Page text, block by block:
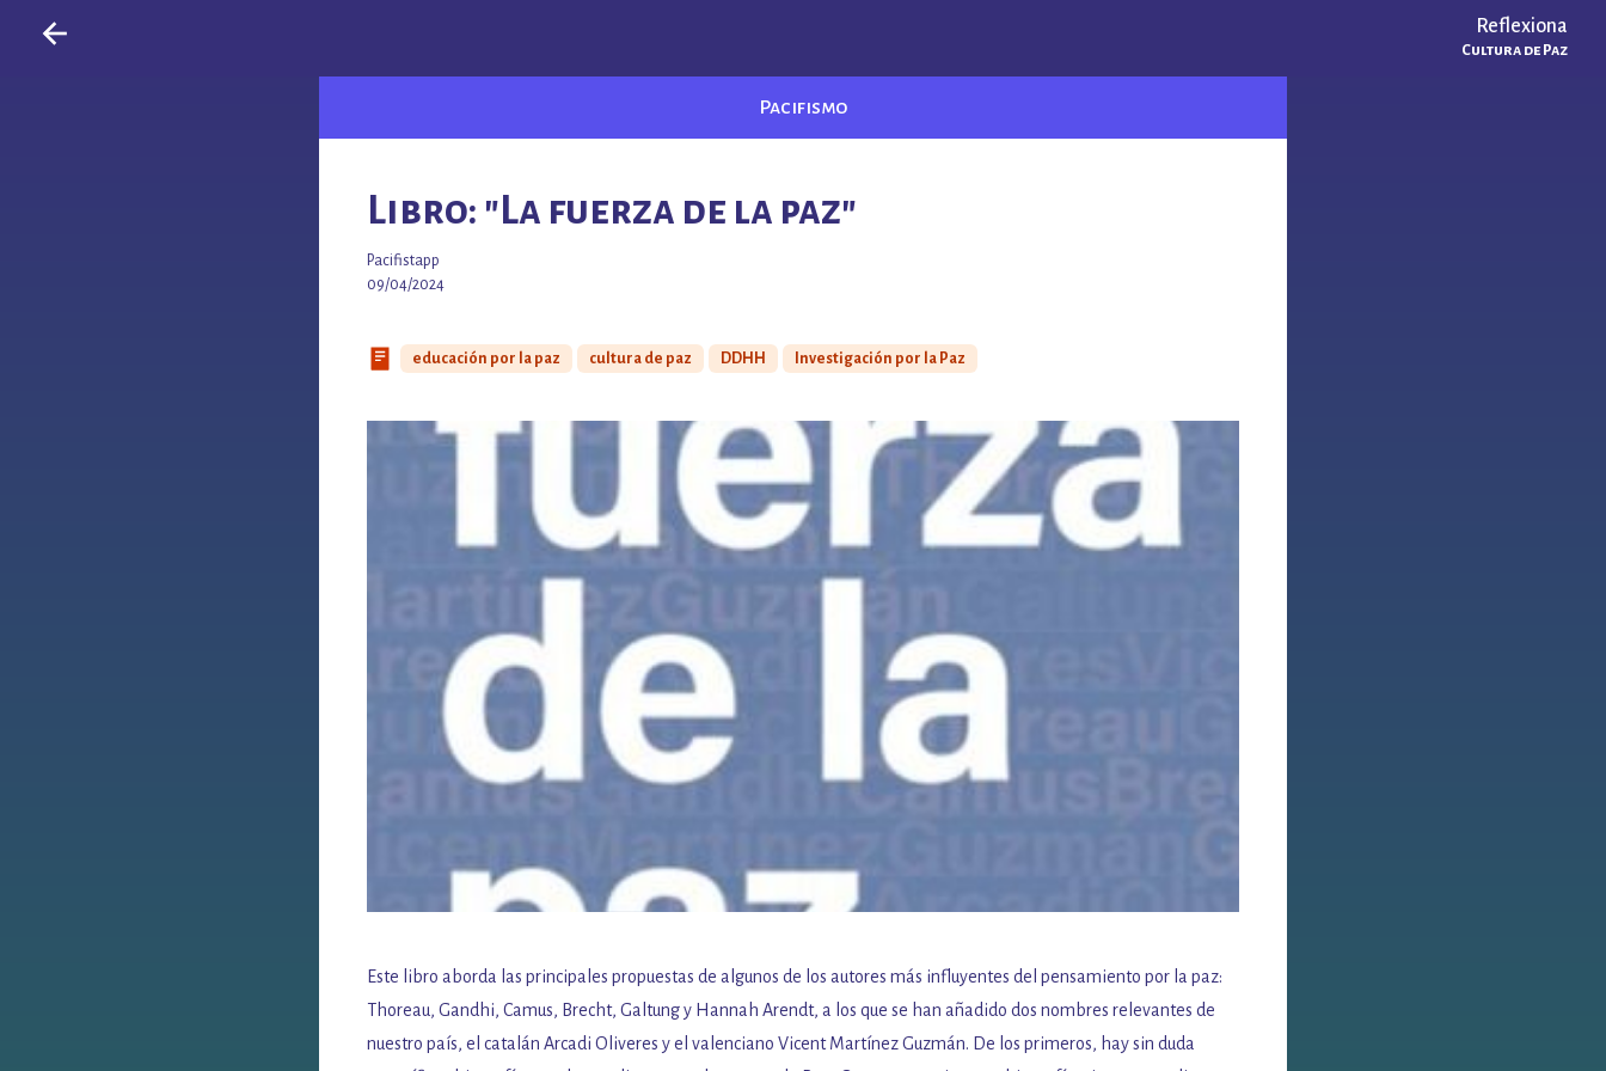
Reflexiona
Cultura de Paz
Pacifismo
Libro: "La fuerza de la paz"
Pacifistapp
09/04/2024
educación por la paz cultura de paz DDHH Investigación por la Paz
Este libro aborda las principales propuestas de algunos de los autores más influyentes del pensamiento por la paz:
Thoreau, Gandhi, Camus, Brecht, Galtung y Hannah Arendt, a los que se han añadido dos nombres relevantes de
nuestro país, el catalán Arcadi Oliveres y el valenciano Vicent Martínez Guzmán. De los primeros, hay sin duda